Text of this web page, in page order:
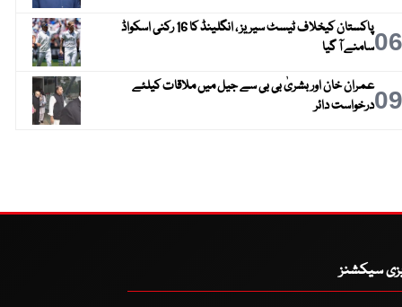
06
پاکستان کیخلاف ٹیسٹ سیریز ، انگلینڈ کا 16 رکنی اسکواڈ
سامنے آ گیا
09عمران خان اور بشریٰ بی بی سے جیل میں ملاقات کیلئے
درخواست دائر
سیکشنز